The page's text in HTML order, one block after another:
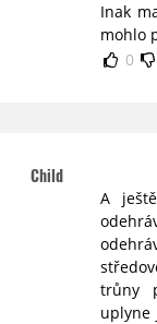
Inak
mohlo
0
Child
A
trůny
uplyne